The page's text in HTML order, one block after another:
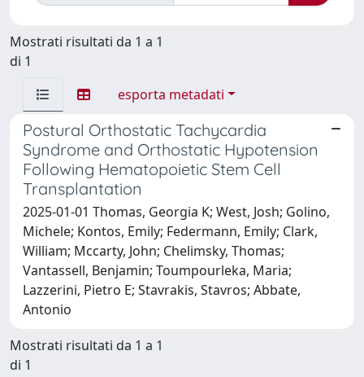
Mostrati risultati da 1 a 1
di 1
esporta metadati
Postural Orthostatic Tachycardia
Syndrome and Orthostatic Hypotension
Following Hematopoietic Stem Cell
Transplantation
2025-01-01 Thomas, Georgia K; West, Josh; Golino,
Michele; Kontos, Emily; Federmann, Emily; Clark,
William; Mccarty, John; Chelimsky, Thomas;
Vantassell, Benjamin; Toumpourleka, Maria;
Lazzerini, Pietro E; Stavrakis, Stavros; Abbate,
Antonio
Mostrati risultati da 1 a 1
di 1